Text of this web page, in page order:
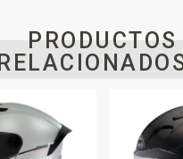
PRODUCTOS